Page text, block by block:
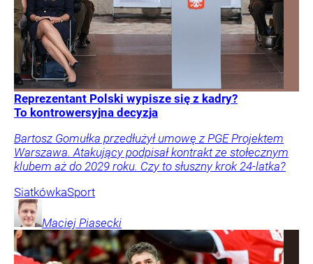
Reprezentant Polski wypisze się z kadry?
To kontrowersyjna decyzja
Bartosz Gomułka przedłużył umowę z PGE Projektem
Warszawa. Atakujący podpisał kontrakt ze stołecznym
klubem aż do 2029 roku. Czy to słuszny krok 24-latka?
SiatkówkaSport
Maciej Piasecki